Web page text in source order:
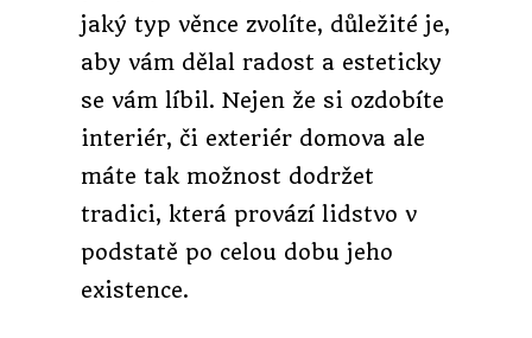
jaký typ věnce zvolíte, důležité je,
aby vám dělal radost a esteticky
se vám líbil. Nejen že si ozdobíte
interiér, či exteriér domova ale
máte tak možnost dodržet
tradici, která provází lidstvo v
podstatě po celou dobu jeho
existence.